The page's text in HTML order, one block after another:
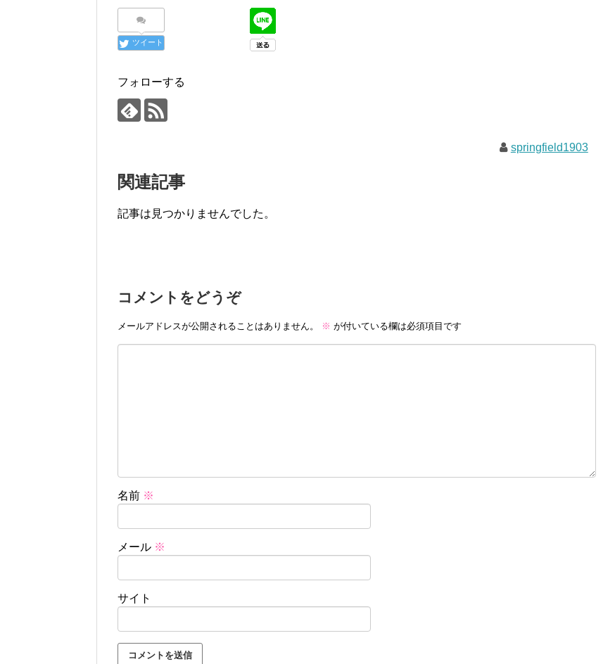
ツイート
フォローする
springfield1903
関連記事
記事は見つかりませんでした。
コメントをどうぞ
メールアドレスが公開されることはありません。 ※ が付いている欄は必須項目です
名前 ※
メール ※
サイト